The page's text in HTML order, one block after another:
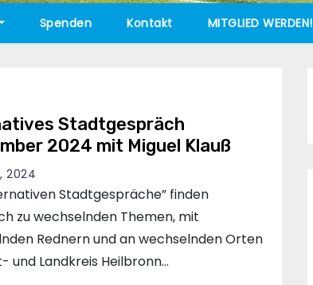
Spenden Kontakt MITGLIED WERDEN!
Stadtgespräch
2024 mit Miguel Klauß
2024
Stadtgespräche” finden
zu wechselnden Themen, mit
Rednern und an wechselnden Orten
und Landkreis Heilbronn…